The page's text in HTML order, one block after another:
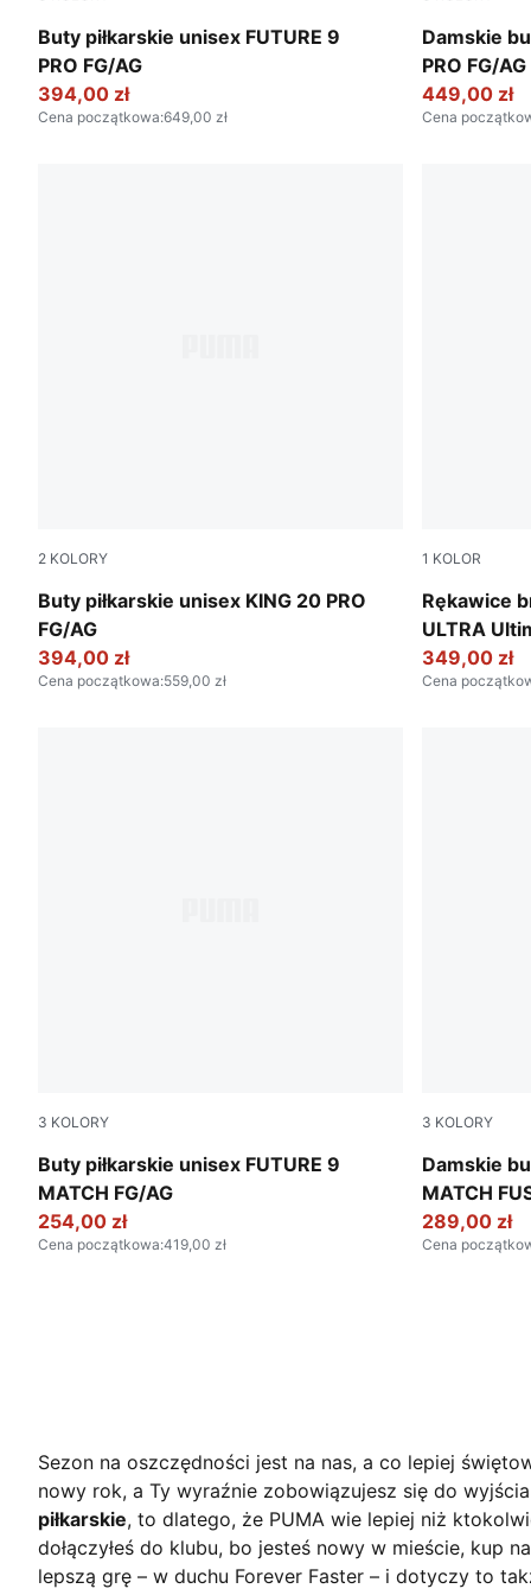
Buty piłkarskie unisex FUTURE 9
PRO FG/AG
Poison Pink-Sun Stream-Bright Aqua-PUMA White
394,00 zł
Cena początkowa:649,00 zł
Damskie
PRO FG/AG
Poison
449,00 zł
Cena
2 KOLORY
Buty piłkarskie unisex KING 20 PRO
FG/AG
PUMA White-Poison Pink-Bright Aqua
394,00 zł
Cena początkowa:559,00 zł
1 KOLOR
Rękawice
ULTRA
Ultra Blue-
349,00 zł
Cena
3 KOLORY
Buty piłkarskie unisex FUTURE 9
MATCH FG/AG
Poison Pink-Sun Stream-Bright Aqua-PUMA White
254,00 zł
Cena początkowa:419,00 zł
3 KOLORY
Damskie
MATCH
Poison
289,00 zł
Cena
Sezon na oszczędności jest na nas, a co lepiej
nowy rok, a Ty wyraźnie zobowiązujesz się do
piłkarskie, to dlatego, że PUMA wie lepiej niż
dołączyłeś do klubu, bo jesteś nowy w mieście, kup
lepszą grę – w duchu Forever Faster – i dotyczy to